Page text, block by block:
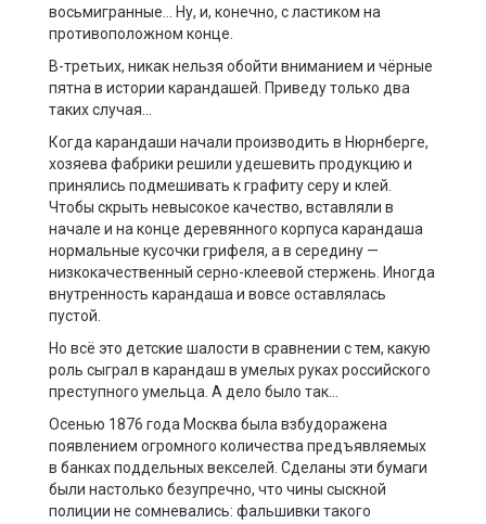
восьмигранные… Ну, и, конечно, с ластиком на
противоположном конце.
В-третьих, никак нельзя обойти вниманием и чёрные
пятна в истории карандашей. Приведу только два
таких случая…
Когда карандаши начали производить в Нюрнберге,
хозяева фабрики решили удешевить продукцию и
принялись подмешивать к графиту серу и клей.
Чтобы скрыть невысокое качество, вставляли в
начале и на конце деревянного корпуса карандаша
нормальные кусочки грифеля, а в середину —
низкокачественный серно-клеевой стержень. Иногда
внутренность карандаша и вовсе оставлялась
пустой.
Но всё это детские шалости в сравнении с тем, какую
роль сыграл в карандаш в умелых руках российского
преступного умельца. А дело было так…
Осенью 1876 года Москва была взбудоражена
появлением огромного количества предъявляемых
в банках поддельных векселей. Сделаны эти бумаги
были настолько безупречно, что чины сыскной
полиции не сомневались: фальшивки такого